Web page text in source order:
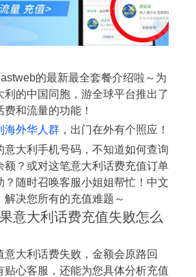
的最新最全套餐介绍啦～为
利的中国同胞，游全球平台推出了
和流量的功能！
海外华人群 ，出门在外有个照应！
意大利手机号码，不知道如何查询
额？或对这笔意大利话费充值订单
？随时召唤客服小姐姐帮忙！中文
解决您所有的充值难题～
意大利话费充值失败怎么
意大利话费失败，金额会原路回
贴心客服，还能为您具体分析充值